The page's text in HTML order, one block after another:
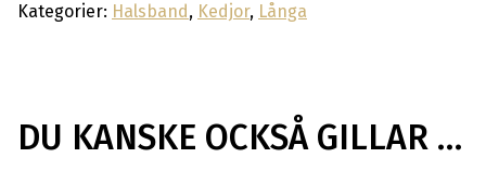
Kategorier: Halsband , Kedjor, Långa
DU KANSKE OCKSÅ GILLAR …